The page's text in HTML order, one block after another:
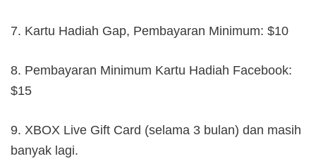
7. Kartu Hadiah Gap, Pembayaran Minimum: $10
8. Pembayaran Minimum Kartu Hadiah Facebook:
$15
9. XBOX Live Gift Card (selama 3 bulan) dan masih
banyak lagi.